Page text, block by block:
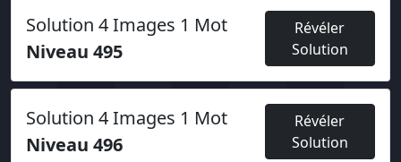
Solution 4 Images 1 Mot
Niveau 495
Révéler
Solution
Solution 4 Images 1 Mot
Niveau 496
Révéler
Solution